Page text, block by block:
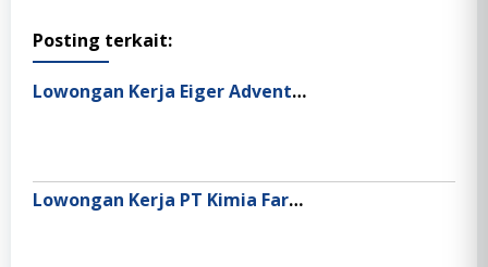
Posting terkait:
Lowongan Kerja Eiger Adventure Land
Lowongan Kerja PT Kimia Farma Apotek